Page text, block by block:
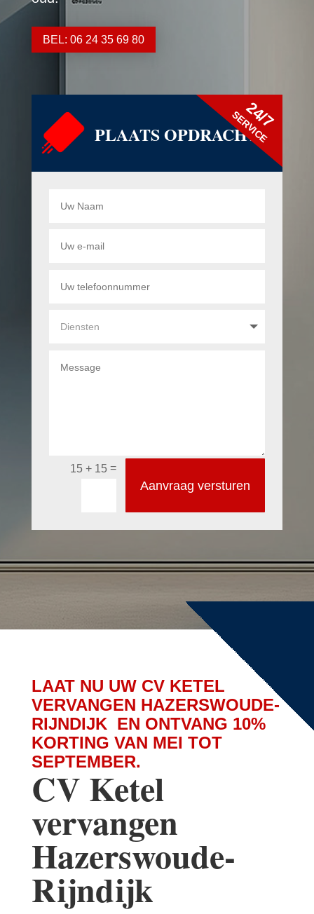
BEL: 06 24 35 69 80
PLAATS OPDRACHT
24/7
SERVICE
15 + 15=
Aanvraag versturen
LAAT NU UW CV KETEL
VERVANGEN HAZERSWOUDE-
RIJNDIJK EN ONTVANG 10%
KORTING VAN MEI TOT
SEPTEMBER.
CV Ketel
vervangen
Hazerswoude-
Rijndijk